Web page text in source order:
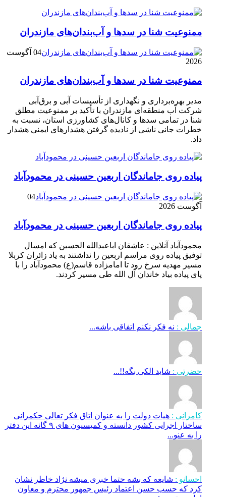
ممنوعیت شنا در سدها و آب‌بندان‌‌های مازندران
04 آگوست
2026
ممنوعیت شنا در سدها و آب‌بندان‌‌های مازندران
مدیر بهره‌برداری و نگهداری از تأسیسات آبی و برق‌آبی
شرکت آب منطقه‌ای مازندران با تأکید بر ممنوعیت مطلق
شنا در تمامی سدها و کانال‌های کشاورزی استان، نسبت به
خطرات جانی ناشی از نادیده گرفتن هشدارهای ایمنی هشدار
داد.
پیاده روی جاماندگان اربعین حسینی در محمودآباد
04
آگوست 2026
پیاده روی جاماندگان اربعین حسینی در محمودآباد
محمودآباد آنلاین : عاشقان اباعبدالله الحسین که امسال
توفیق پیاده روی مراسم اربعین را نداشتند به یاد زائران کربلا
مسیر مهدیه سرخ رود تا امامزاده قاسم(ع) محمودآباد را با
پای پیاده بیاد خاندان آل الله طی مسیر کردند.
جمالی : نه فکر نکنم اتفاقی باشه...
حضرتی : شاید الکی بگه!!...
کامرانی : هیات دولت را به عنوان اتاق فکر تعالی حکمرانی
ساختار اجرایی کشور دانسته و کمیسیون های ۹ گانه این دفتر
را به عنو...
احسانو : شایعه که بشه حتما خبری میشه نژاد خاطر نشان
کرد که حسب حسن اعتماد رئیس جمهور محترم و معاون